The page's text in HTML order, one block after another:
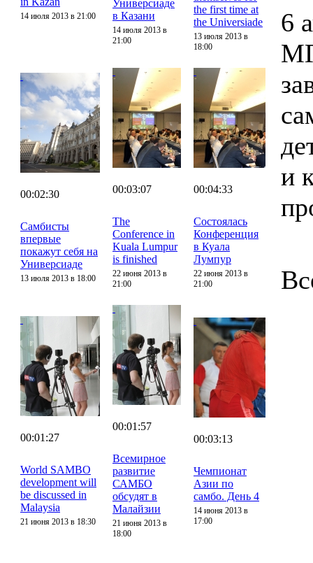
14 июля 2013 в 21:00
Универсиаде
в Казани
14 июля 2013 в
21:00
the first time at
the Universiade
13 июля 2013 в
18:00
00:02:30
Самбисты
впервые
покажут себя на
Универсиаде
13 июля 2013 в 18:00
00:03:07
The
Conference in
Kuala Lumpur
is finished
22 июня 2013 в
21:00
00:04:33
Состоялась
Конференция
в Куала
Лумпур
22 июня 2013 в
21:00
00:01:27
World SAMBO
development will
be discussed in
Malaysia
21 июня 2013 в 18:30
00:01:57
Всемирное
развитие
САМБО
обсудят в
Малайзии
21 июня 2013 в
18:00
00:03:13
Чемпионат
Азии по
самбо. День 4
14 июня 2013 в
17:00
6
и